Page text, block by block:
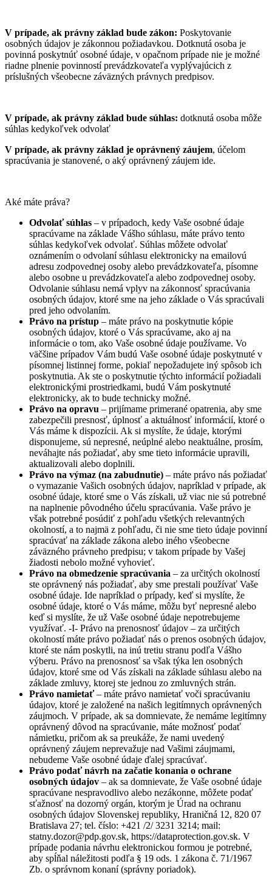
V prípade, ak právny základ bude zákon: Poskytovanie
osobných údajov je zákonnou požiadavkou. Dotknutá osoba je
povinná poskytnúť osobné údaje, v opačnom prípade nie je možné
riadne plnenie povinností prevádzkovateľa vyplývajúcich z
príslušných všeobecne záväzných právnych predpisov.
V prípade, ak právny základ bude súhlas: dotknutá osoba môže
súhlas kedykoľvek odvolať
V prípade, ak právny základ je oprávnený záujem, účelom
spracúvania je stanovené, o aký oprávnený záujem ide.
Aké máte práva?
Odvolať súhlas – v prípadoch, kedy Vaše osobné údaje
spracúvame na základe Vášho súhlasu, máte právo tento
súhlas kedykoľvek odvolať. Súhlas môžete odvolať
oznámením o odvolaní súhlasu elektronicky na emailovú
adresu zodpovednej osoby alebo prevádzkovateľa, písomne
alebo osobne u prevádzkovateľa alebo zodpovednej osoby.
Odvolanie súhlasu nemá vplyv na zákonnosť spracúvania
osobných údajov, ktoré sme na jeho základe o Vás spracúvali
pred jeho odvolaním.
Právo na prístup – máte právo na poskytnutie kópie
osobných údajov, ktoré o Vás spracúvame, ako aj na
informácie o tom, ako Vaše osobné údaje používame. Vo
väčšine prípadov Vám budú Vaše osobné údaje poskytnuté v
písomnej listinnej forme, pokiaľ nepožadujete iný spôsob ich
poskytnutia. Ak ste o poskytnutie týchto informácií požiadali
elektronickými prostriedkami, budú Vám poskytnuté
elektronicky, ak to bude technicky možné.
Právo na opravu – prijímame primerané opatrenia, aby sme
zabezpečili presnosť, úplnosť a aktuálnosť informácií, ktoré o
Vás máme k dispozícii. Ak si myslíte, že údaje, ktorými
disponujeme, sú nepresné, neúplné alebo neaktuálne, prosím,
neváhajte nás požiadať, aby sme tieto informácie upravili,
aktualizovali alebo doplnili.
Právo na výmaz (na zabudnutie) – máte právo nás požiadať
o vymazanie Vašich osobných údajov, napríklad v prípade, ak
osobné údaje, ktoré sme o Vás získali, už viac nie sú potrebné
na naplnenie pôvodného účelu spracúvania. Vaše právo je
však potrebné posúdiť z pohľadu všetkých relevantných
okolností, a to najmä z pohľadu, či nie sme tieto údaje povinní
spracúvať na základe zákona alebo iného všeobecne
záväzného právneho predpisu; v takom prípade by Vašej
žiadosti nebolo možné vyhovieť.
Právo na obmedzenie spracúvania – za určitých okolností
ste oprávnený nás požiadať, aby sme prestali používať Vaše
osobné údaje. Ide napríklad o prípady, keď si myslíte, že
osobné údaje, ktoré o Vás máme, môžu byť nepresné alebo
keď si myslíte, že už Vaše osobné údaje nepotrebujeme
využívať. -I- Právo na prenosnosť údajov – za určitých
okolností máte právo požiadať nás o prenos osobných údajov,
ktoré ste nám poskytli, na inú tretiu stranu podľa Vášho
výberu. Právo na prenosnosť sa však týka len osobných
údajov, ktoré sme od Vás získali na základe súhlasu alebo na
základe zmluvy, ktorej ste jednou zo zmluvných strán.
Právo namietať– máte právo namietať voči spracúvaniu
údajov, ktoré je založené na našich legitímnych oprávnených
záujmoch. V prípade, ak sa domnievate, že nemáme legitímny
oprávnený dôvod na spracúvanie, máte možnosť podať
námietku, pričom ak sa preukáže, že nami uvedený
oprávnený záujem neprevažuje nad Vašimi záujmami,
nebudeme Vaše osobné údaje ďalej spracúvať.
Právo podať návrh na začatie konania o ochrane
osobných údajov – ak sa domnievate, že Vaše osobné údaje
spracúvane nespravodlivo alebo nezákonne, môžete podať
sťažnosť na dozorný orgán, ktorým je Úrad na ochranu
osobných údajov Slovenskej republiky, Hraničná 12, 820 07
Bratislava 27; tel. číslo: +421 /2/ 3231 3214; mail:
statny.dozor@pdp.gov.sk, https://dataprotection.gov.sk. V
prípade podania návrhu elektronickou formou je potrebné,
aby spĺňal náležitosti podľa § 19 ods. 1 zákona č. 71/1967
Zb. o správnom konaní (správny poriadok).